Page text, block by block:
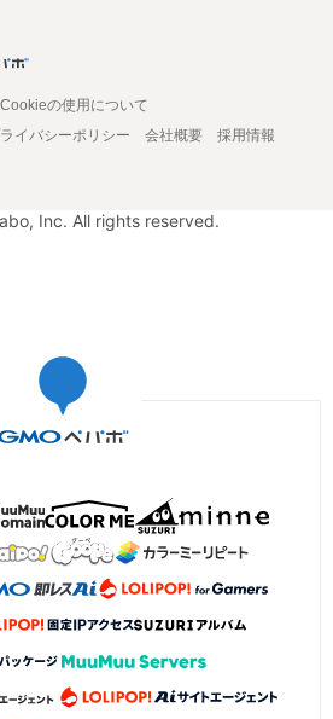
Cookieの使用について
イバシーポリシー 会社概要
採用情報
Inc. All rights reserved.